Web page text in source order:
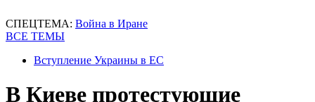
СПЕЦТЕМА: Война в Иране
ВСЕ ТЕМЫ
Вступление Украины в ЕС
В Киеве протестующие